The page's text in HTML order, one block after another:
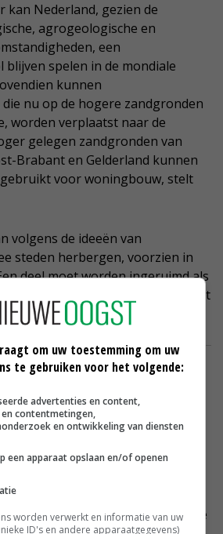
kan Nederland, gezien de
agrogeologische en
een
spelen in de mondiale
kunnen
nu op de hogere zandgronden
worden verplaatst naar de
gelegen zandgronden van
Brabant en Gelderland kunnen
voor woningbouw, stelt
volgens de ideeën van
steden herbergen, voorzien in
deel moet worden ingeruimd als
is plek voor bosbouw. 'Als er ooit
landaanwinning, dan is het nu.'
voor creëren van
de enige plek waarover ideeën
te realiseren voor de
Nederland. Zo opperde de
(BBB) in aanloop naar de laatste
om uw toestemming om uw
te gebruiken voor het volgende:
advertenties en content,
contentmetingen,
en ontwikkeling van diensten
een apparaat opslaan en/of openen
worden verwerkt en informatie van uw
ID's en andere apparaatgegevens)